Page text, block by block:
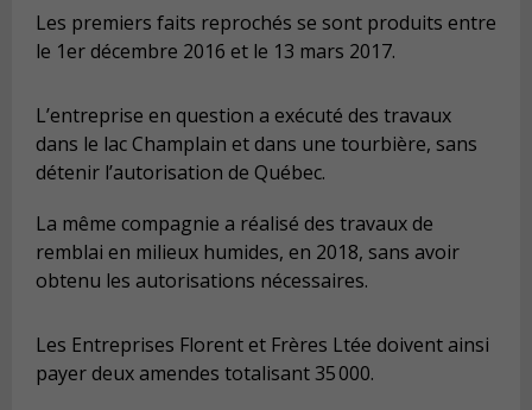
Les premiers faits reprochés se sont produits entre
le 1erdécembre 2016 et le 13 mars 2017.
L’entreprise en question a exécuté des travaux
dans le lac Champlain et dans une tourbière, sans
détenir l’autorisation de Québec.
La même compagnie a réalisé des travaux de
remblai en milieux humides, en 2018, sans avoir
obtenu les autorisations nécessaires.
Les Entreprises Florent et Frères Ltée doivent ainsi
payer deux amendes totalisant 35 000.